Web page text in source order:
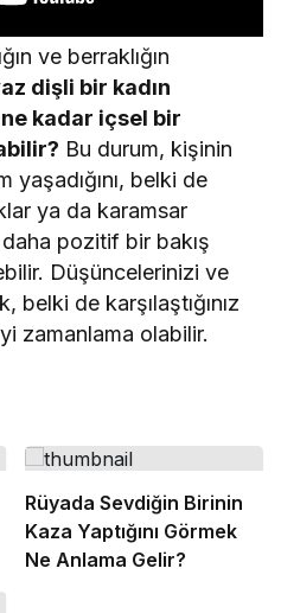
ve berraklığın
dişli bir kadın
kadar içsel bir
Bu durum, kişinin
belki de
ya da karamsar
pozitif bir bakış
Düşüncelerinizi ve
belki de karşılaştığınız
zamanlama olabilir.
Rüyada Sevdiğin Birinin
Kaza Yaptığını Görmek
Ne Anlama Gelir?